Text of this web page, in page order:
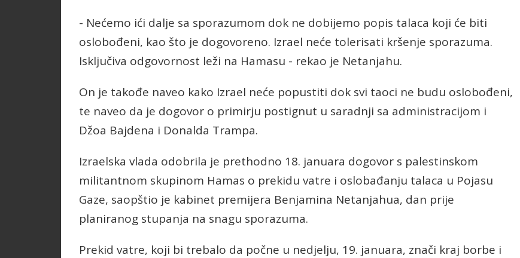
- Nećemo ići dalje sa sporazumom dok ne dobijemo popis talaca koji će biti
oslobođeni, kao što je dogovoreno. Izrael neće tolerisati kršenje sporazuma.
Isključiva odgovornost leži na Hamasu - rekao je Netanjahu.
On je takođe naveo kako Izrael neće popustiti dok svi taoci ne budu oslobođeni,
te naveo da je dogovor o primirju postignut u saradnji sa administracijom i
Džoa Bajdena i Donalda Trampa.
Izraelska vlada odobrila je prethodno 18. januara dogovor s palestinskom
militantnom skupinom Hamas o prekidu vatre i oslobađanju talaca u Pojasu
Gaze, saopštio je kabinet premijera Benjamina Netanjahua, dan prije
planiranog stupanja na snagu sporazuma.
Prekid vatre, koji bi trebalo da počne u nedjelju, 19. januara, znači kraj borbe i